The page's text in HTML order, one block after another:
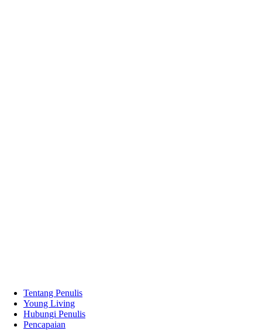
Tentang Penulis
Young Living
Hubungi Penulis
Pencapaian